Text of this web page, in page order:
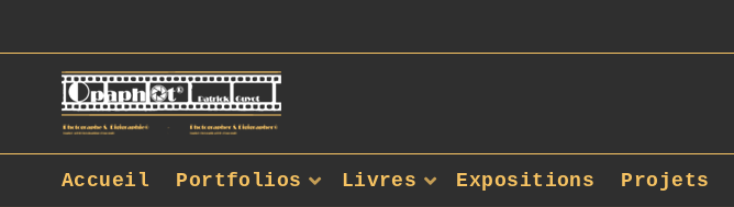
Accueil Portfolios Livres Expositions Projets